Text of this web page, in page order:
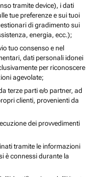
tramite device), i dati
tue preferenze e sui tuoi
di gradimento sui
energia, ecc.);
tuo consenso e nel
dati personali idonei
per riconoscere
agevolate;
terze parti e/o partner, ad
clienti, provenienti da
dei provvedimenti
tramite le informazioni
è connessi durante la